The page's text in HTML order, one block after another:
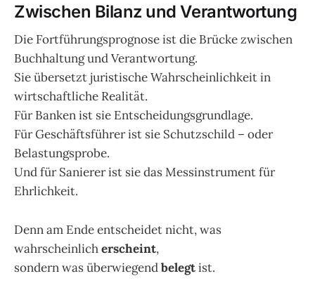
Zwischen Bilanz und Verantwortung
Die Fortführungsprognose ist die Brücke zwischen
Buchhaltung und Verantwortung.
Sie übersetzt juristische Wahrscheinlichkeit in
wirtschaftliche Realität.
Für Banken ist sie Entscheidungsgrundlage.
Für Geschäftsführer ist sie Schutzschild – oder
Belastungsprobe.
Und für Sanierer ist sie das Messinstrument für
Ehrlichkeit.
Denn am Ende entscheidet nicht, was
wahrscheinlicherscheint,
sondern was überwiegendbelegtist.